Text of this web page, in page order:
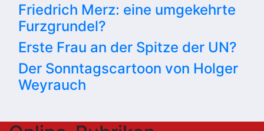
Friedrich Merz: eine umgekehrte
Furzgrundel?
Erste Frau an der Spitze der UN?
Der Sonntagscartoon von Holger
Weyrauch